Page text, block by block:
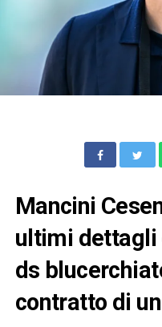
Mancini
ultimi dettagli
ds
contratto di